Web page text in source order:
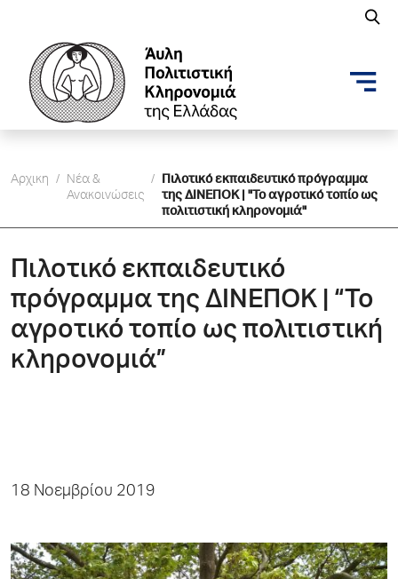
Αρχικη /
Νέα &
Ανακοινώσεις
/
Πιλοτικό εκπαιδευτικό πρόγραμμα
της ΔΙΝΕΠΟΚ | "Το αγροτικό τοπίο ως
πολιτιστική κληρονομιά"
Πιλοτικό εκπαιδευτικό
πρόγραμμα της ΔΙΝΕΠΟΚ | “Το
αγροτικό τοπίο ως πολιτιστική
κληρονομιά”
18 Νοεμβρίου 2019